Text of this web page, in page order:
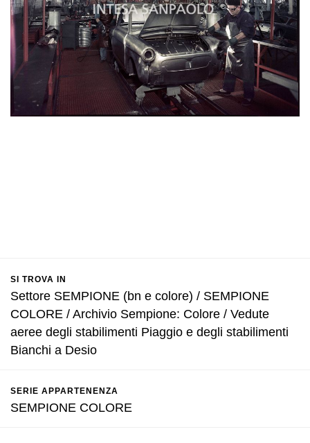
SI TROVA IN
Settore SEMPIONE (bn e colore) / SEMPIONE
COLORE / Archivio Sempione: Colore / Vedute
aeree degli stabilimenti Piaggio e degli stabilimenti
Bianchi a Desio
SERIE APPARTENENZA
SEMPIONE COLORE